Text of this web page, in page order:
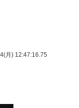
月) 12:47:16.75